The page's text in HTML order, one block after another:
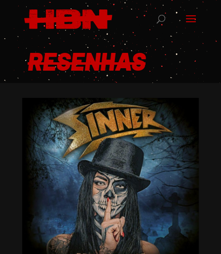
RESENHAS